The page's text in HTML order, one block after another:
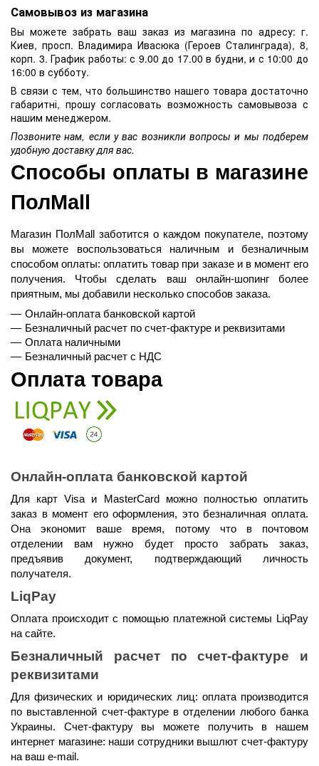
Самовывоз из магазина
Вы можете забрать ваш заказ из магазина по адресу: г.
Киев, просп. Владимира Ивасюка (Героев Сталинграда), 8,
корп. 3. График работы: с 9.00 до 17.00 в будни, и с 10:00 до
16:00 в субботу.
В связи с тем, что большинство нашего товара достаточно
габаритні, прошу согласовать возможность самовывоза с
нашим менеджером.
Позвоните нам, если у вас возникли вопросы и мы подберем
удобную доставку для вас.
ПолMall
Магазин ПолMall
заботится о каждом покупателе, поэтому
вы можете воспользоваться наличным и безналичным
способом оплаты: оплатить товар при заказе и в момент его
получения. Чтобы сделать ваш онлайн-шопинг более
приятным, мы добавили несколько способов заказа.
Онлайн-оплата банковской картой
Безналичный расчет по счет-фактуре и реквизитами
Оплата наличными
Безналичный расчет с НДС
Оплата товара
Онлайн-оплата банковской картой
Для карт Visa и MasterCard можно полностью оплатить
заказ в момент его оформления, это безналичная оплата.
Она экономит ваше время, потому что в почтовом
отделении вам нужно будет просто забрать заказ,
предъявив документ, подтверждающий личность
получателя.
LiqPay
Оплата происходит с помощью платежной системы LiqPay
на сайте.
Безналичный расчет по счет-фактуре и
реквизитами
Для физических и юридических лиц: оплата производится
по выставленной счет-фактуре в отделении любого банка
Украины. Счет-фактуру вы можете получить в нашем
интернет магазине: наши сотрудники вышлют счет-фактуру
на ваш e-mail.